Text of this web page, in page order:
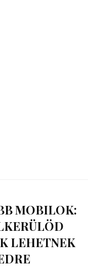
MOBILOK:
LEHETNEK